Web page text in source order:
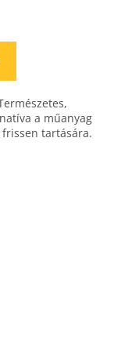
a műanyag
tartására.